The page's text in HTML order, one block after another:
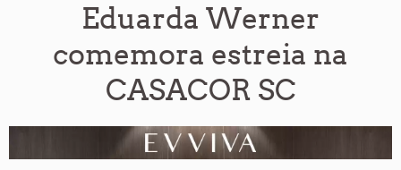
Eduarda Werner
comemora estreia na
CASACOR SC